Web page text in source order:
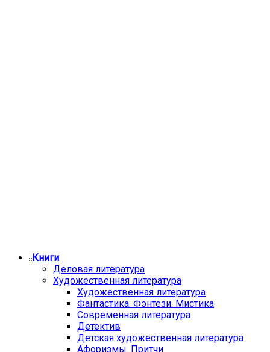
Книги
Деловая литература
Художественная литература
Художественная литература
Фантастика. Фэнтези. Мистика
Современная литература
Детектив
Детская художественная литература
Афоризмы. Притчи